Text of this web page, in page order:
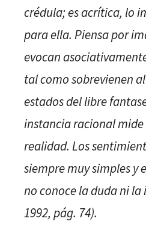
crédula; es acrítica, lo
para ella. Piensa por
evocan
tal como sobrevienen
estados del libre
instancia racional mide
realidad. Los
siempre muy simples y
no conoce la duda ni la
1992, pág. 74).